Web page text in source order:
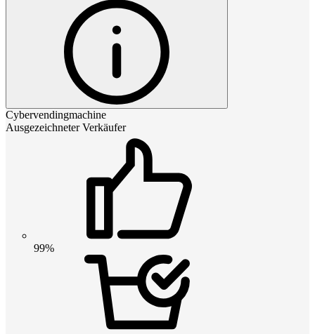
Cybervendingmachine
Ausgezeichneter Verkäufer
99%